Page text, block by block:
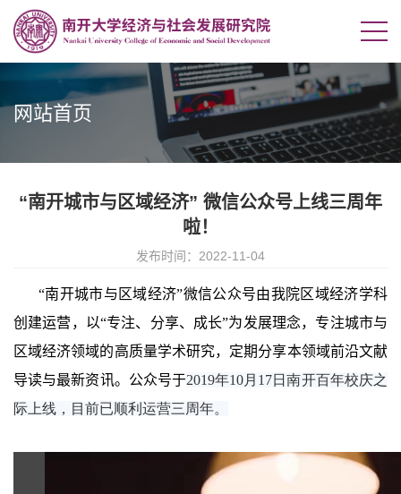
网站首页
“南开城市与区域经济” 微信公众号上线三周年
啦！
发布时间：2022-11-04
“南开城市与区域经济”微信公众号由我院区域经济学科
创建运营，以“专注、分享、成长”为发展理念，专注城市与
区域经济领域的高质量学术研究，定期分享本领域前沿文献
导读与最新资讯。公众号于2019年10月17日南开百年校庆之
际上线，目前已顺利运营三周年。